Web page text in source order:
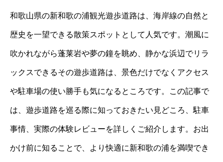
和歌山県の新和歌の浦観光遊歩道路は、海岸線の自然と
歴史を一望できる散策スポットとして人気です。潮風に
吹かれながら蓬莱岩や夢の鐘を眺め、静かな浜辺でリラ
ックスできるその遊歩道路は、景色だけでなくアクセス
や駐車場の使い勝手も気になるところです。この記事で
は、遊歩道路を巡る際に知っておきたい見どころ、駐車
事情、実際の体験レビューを詳しくご紹介します。お出
かけ前に知ることで、より快適に新和歌の浦を満喫でき